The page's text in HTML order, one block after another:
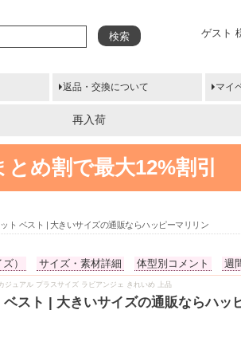
ゲスト
検索
返品・交換について マイ
再入荷
め割で最大12%割引
ト ベスト | 大きいサイズの通販ならハッピーマリリン
） サイズ・素材詳細 体型別コメント 週
ュアル プラスサイズ ラビアンジェ きれいめ 上品
スト | 大きいサイズの通販ならハッ